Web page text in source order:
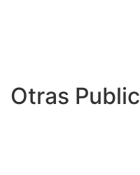
Otras